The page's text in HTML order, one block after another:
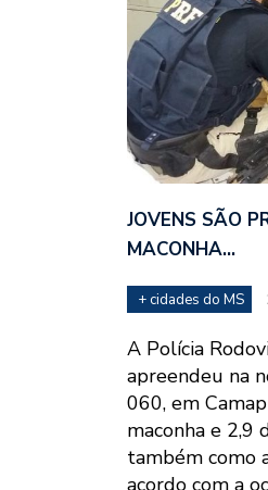
JOVENS SÃO
MACONHA…
+ cidades do MS
A Polícia
apreendeu na
060, em
maconha e 2,9
também como
acordo com a